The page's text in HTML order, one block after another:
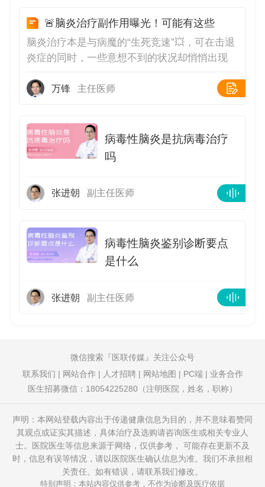
🚨脑炎治疗副作用曝光！可能有这些
脑炎治疗本是与病魔的“生死竞速”💥，可在击退
炎症的同时，一些意想不到的状况却悄悄出现
😱！药物的力量、治疗的手段，在对抗疾病
时，是否也会给身体带来其他影响？今天就来揭
毒药物：为抑制病原体，常使用广谱抗生素或抗
病毒药。但这些药物可能刺激胃肠道，引发恶
心、呕吐、腹泻；部分还会影响肝肾功能，导致
过敏反应，如皮疹、瘙痒，严重时引发喉头水
万锋 主任医师
病毒性脑炎是抗病毒治疗
吗
张进朝 副主任医师
病毒性脑炎鉴别诊断要点
是什么
张进朝 副主任医师
微信搜索 医联传媒
关注公众号
联系我们 | 网站合作| 人才招聘| 网站地图 | PC端| 业务合作
医生招募微信：18054225280（注明医院，姓名，职称）
声明：本网站登载内容出于传递健康信息为目的，并不意味着赞同
其观点或证实其描述，具体治疗及选购请咨询医生或相关专业人
士。医院医生等信息来源于网络，仅供参考， 可能存在更新不及
时，信息有误等情况，请以医院医生确认信息为准。我们不承担相
关责任。如有错误，请联系我们修改。
特别声明：本站内容仅供参考，不作为诊断及医疗依据